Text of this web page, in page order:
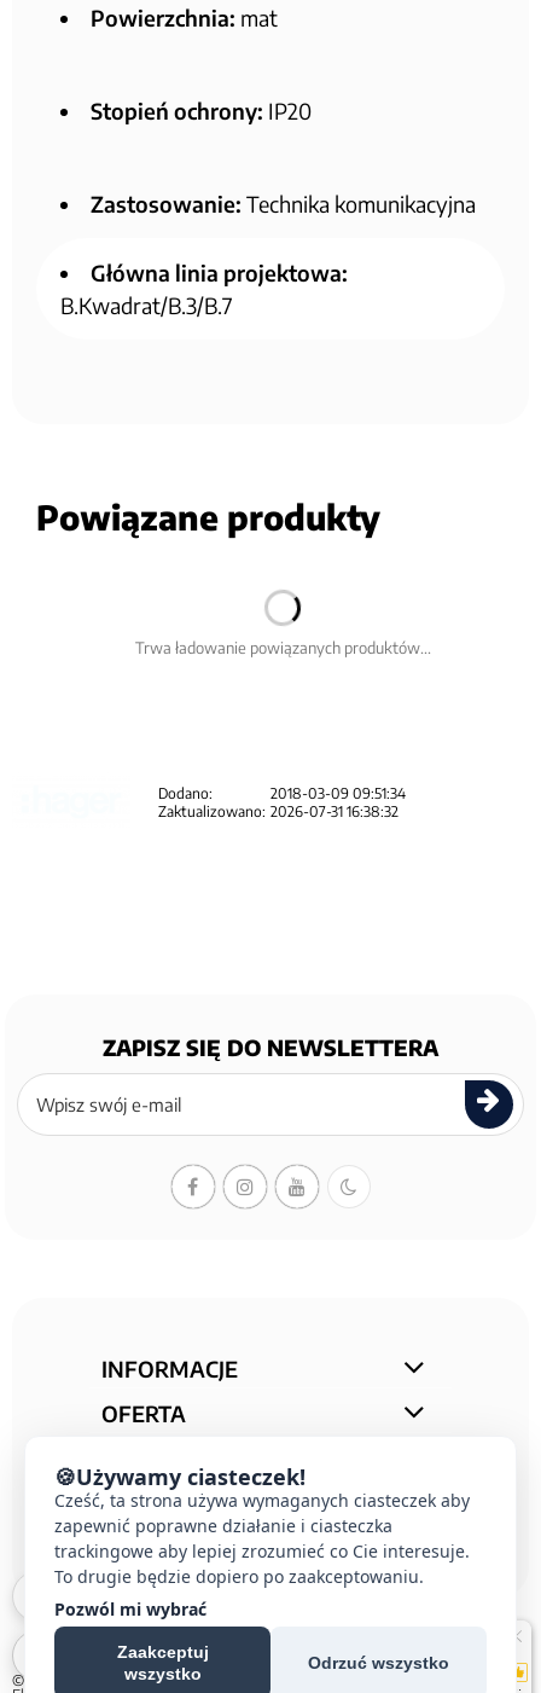
Powierzchnia: mat
Stopień ochrony: IP20
Zastosowanie: Technika komunikacyjna
Główna linia projektowa:
B.Kwadrat/B.3/B.7
Powiązane produkty
Trwa ładowanie powiązanych produktów...
Dodano:
2018-03-09 09:51:34
Zaktualizowano: 2026-07-31 16:38:32
ZAPISZ SIĘ DO NEWSLETTERA
Zapisz
się
newslettera
INFORMACJE
OFERTA
KONTAKT
© 2026 E-DOMUS |Kontakt Simon
🍪Używamy ciasteczek!
Cześć, ta strona używa wymaganych ciasteczek aby
zapewnić poprawne działanie i ciasteczka
trackingowe aby lepiej zrozumieć co Cie interesuje.
To drugie będzie dopiero po zaakceptowaniu.
Pozwól mi wybrać
Zaakceptuj
wszystko
Odrzuć wszystko